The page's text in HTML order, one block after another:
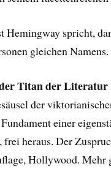
Hemingway spricht,
gleichen Namens.
Titan der Literatur
der
einer
heraus. Der
Hollywood. Mehr